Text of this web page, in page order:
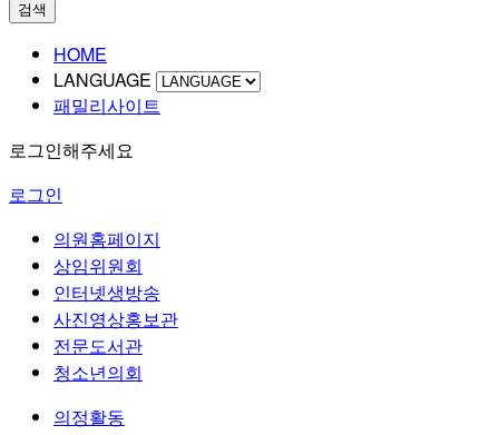
검색
HOME
LANGUAGE
패밀리사이트
로그인해주세요
로그인
의원홈페이지
상임위원회
인터넷생방송
사진영상홍보관
전문도서관
청소년의회
의정활동